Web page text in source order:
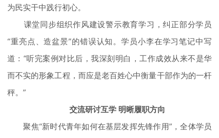
为民实干中践行初心。
课堂同步组织作风建设警示教育学习，纠正部分学员
“重亮点、造盆景”的错误认知。学员小李在学习笔记中写
道：“听完案例对比后，我深刻明白，工作成效从来不是华
而不实的形象工程，而应是老百姓心中衡量干部作为的一杆
秤。”
交流研讨互学 明晰履职方向
聚焦“新时代青年如何在基层发挥先锋作用”，全体学员